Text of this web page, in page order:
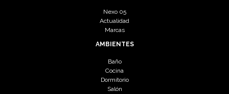
Nexo 05
Actualidad
Marcas
AMBIENTES
Baño
Cocina
Dormitorio
Salón